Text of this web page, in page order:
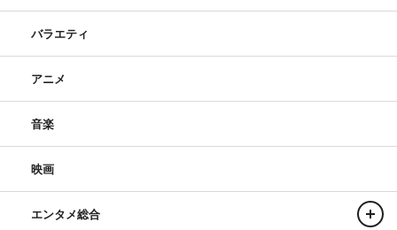
バラエティ
アニメ
音楽
映画
エンタメ総合